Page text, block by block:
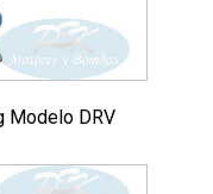
Modelo DRV